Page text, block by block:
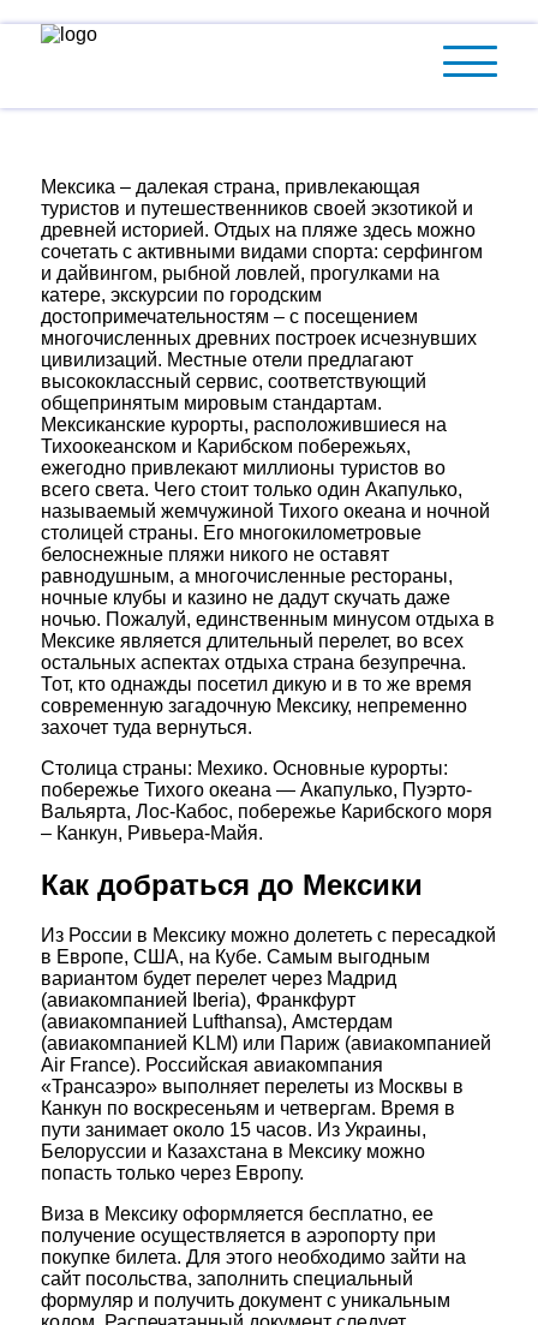
Мексика
Мексика – далекая страна, привлекающая
туристов и путешественников своей экзотикой и
древней историей. Отдых на пляже здесь можно
сочетать с активными видами спорта: серфингом
и дайвингом, рыбной ловлей, прогулками на
катере, экскурсии по городским
достопримечательностям – с посещением
многочисленных древних построек исчезнувших
цивилизаций. Местные отели предлагают
высококлассный сервис, соответствующий
общепринятым мировым стандартам.
Мексиканские курорты, расположившиеся на
Тихоокеанском и Карибском побережьях,
ежегодно привлекают миллионы туристов во
всего света. Чего стоит только один Акапулько,
называемый жемчужиной Тихого океана и ночной
столицей страны. Его многокилометровые
белоснежные пляжи никого не оставят
равнодушным, а многочисленные рестораны,
ночные клубы и казино не дадут скучать даже
ночью. Пожалуй, единственным минусом отдыха в
Мексике является длительный перелет, во всех
остальных аспектах отдыха страна безупречна.
Тот, кто однажды посетил дикую и в то же время
современную загадочную Мексику, непременно
захочет туда вернуться.
Столица страны: Мехико. Основные курорты:
побережье Тихого океана — Акапулько, Пуэрто-
Вальярта, Лос-Кабос, побережье Карибского моря
– Канкун, Ривьера-Майя.
Как добраться до Мексики
Из России в Мексику можно долететь с пересадкой
в Европе, США, на Кубе. Самым выгодным
вариантом будет перелет через Мадрид
(авиакомпанией Iberia), Франкфурт
(авиакомпанией Lufthansa), Амстердам
(авиакомпанией KLM) или Париж (авиакомпанией
Air France). Российская авиакомпания
«Трансаэро» выполняет перелеты из Москвы в
Канкун по воскресеньям и четвергам. Время в
пути занимает около 15 часов. Из Украины,
Белоруссии и Казахстана в Мексику можно
попасть только через Европу.
Виза в Мексику оформляется бесплатно, ее
получение осуществляется в аэропорту при
покупке билета. Для этого необходимо зайти на
сайт посольства, заполнить специальный
формуляр и получить документ с уникальным